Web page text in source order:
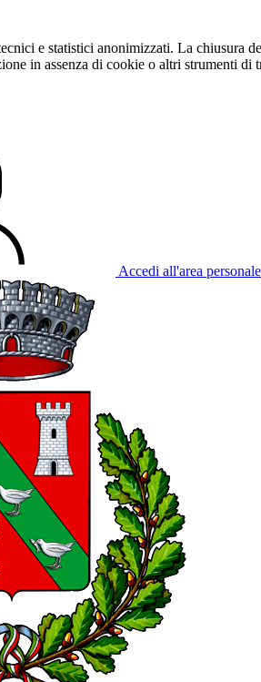
e statistici anonimizzati. La chiusura
in assenza di cookie o altri strumenti di
Accedi all'area personale